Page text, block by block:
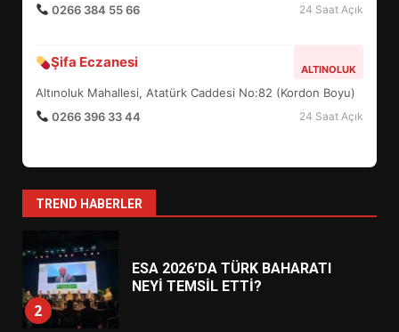
0266 384 55 66
24 Saat Açık
Şifa Eczanesi ALTINOLUK
Altınoluk Mahallesi, Atatürk Caddesi No:82 (Kordon Boyu)
0266 396 33 44
24 Saat Açık
TREND HABERLER
7
YENİ YÖNETİM NASIL
ŞEKİLLENDİ?
1
HAREKETE GEÇİYOR: GÖZLER
2
ESA 2026’DA TÜRK BAHARATI
NEYİ TEMSİL ETTİ?